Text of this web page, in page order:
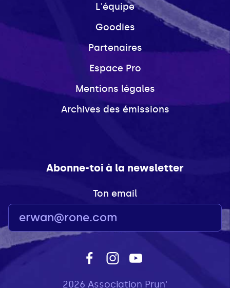
L'équipe
Goodies
Partenaires
Espace Pro
Mentions légales
Archives des émissions
Abonne-toi à la newsletter
Ton email
2026 Association Prun'